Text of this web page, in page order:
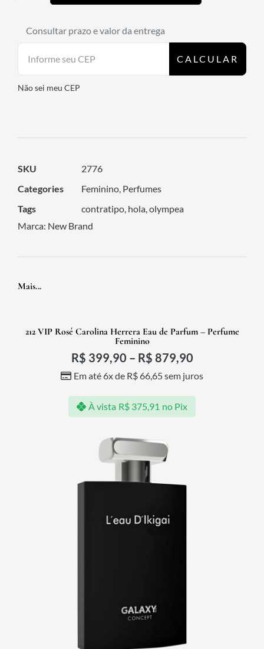
Consultar prazo e valor da entrega
CALCULAR
Não sei meu CEP
SKU
2776
Categories
Feminino Perfumes
Tags
contratipo hola olympea
Marca: New Brand
Mais...
212 VIP Rosé Carolina Herrera Eau de Parfum – Perfume
Feminino
R$ 399,90 – R$ 879,90
Em até 6x de R$ 66,65sem juros
À vista R$ 375,91 no Pix